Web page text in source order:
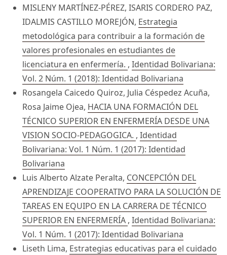
MISLENY MARTÍNEZ-PÉREZ, ISARIS CORDERO PAZ,
IDALMIS CASTILLO MOREJÓN, Estrategia
metodológica para contribuir a la formación de
valores profesionales en estudiantes de
licenciatura en enfermería. , Identidad Bolivariana:
Vol. 2 Núm. 1 (2018): Identidad Bolivariana
Rosangela Caicedo Quiroz, Julia Céspedez Acuña,
Rosa Jaime Ojea, HACIA UNA FORMACIÓN DEL
TÉCNICO SUPERIOR EN ENFERMERÍA DESDE UNA
VISION SOCIO-PEDAGOGICA. , Identidad
Bolivariana: Vol. 1 Núm. 1 (2017): Identidad
Bolivariana
Luis Alberto Alzate Peralta, CONCEPCIÓN DEL
APRENDIZAJE COOPERATIVO PARA LA SOLUCIÓN DE
TAREAS EN EQUIPO EN LA CARRERA DE TÉCNICO
SUPERIOR EN ENFERMERÍA , Identidad Bolivariana:
Vol. 1 Núm. 1 (2017): Identidad Bolivariana
Liseth Lima, Estrategias educativas para el cuidado